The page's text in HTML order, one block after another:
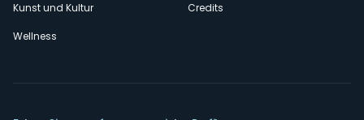
Kunst und Kultur
Wellness
Credits